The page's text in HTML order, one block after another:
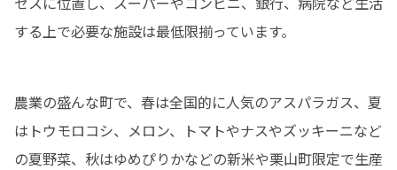
する上で必要な施設は最低限揃っています。
農業の盛んな町で、春は全国的に人気のアスパラガス、夏
はトウモロコシ、メロン、トマトやナスやズッキーニなど
の夏野菜、秋はゆめぴりかなどの新米や栗山町限定で生産